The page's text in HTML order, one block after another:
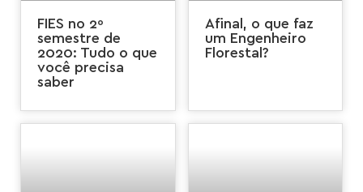
FIES no 2º
semestre de
2020: Tudo o que
você precisa
saber
Afinal, o que faz
um Engenheiro
Florestal?